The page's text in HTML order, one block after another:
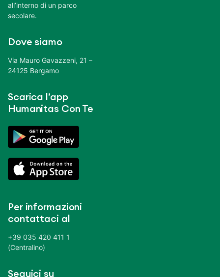
all’interno di un parco
secolare.
Dove siamo
Via Mauro Gavazzeni, 21 –
24125 Bergamo
Scarica l’app
Humanitas Con Te
Per informazioni
contattaci al
+39 035 420 411 1
(Centralino)
Seguici su